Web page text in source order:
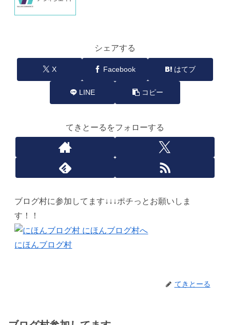
シェアする
X Facebook はてブ
LINE コピー
てきとーるをフォローする
ブログ村に参加してます↓↓↓ポチっとお願いしま
す！！
にほんブログ村
てきとーる